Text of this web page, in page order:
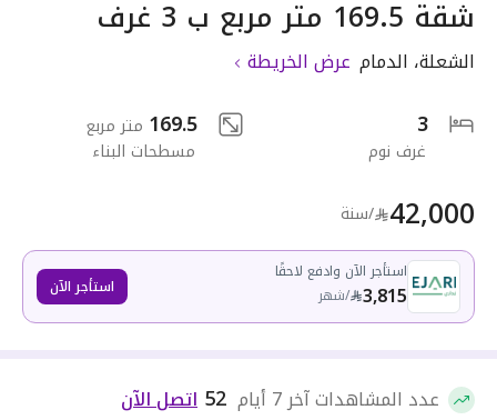
شقة 169.5 متر مربع ب 3 غرف
الشعلة، الدمام عرض الخريطة
3
غرف نوم
169.5 متر مربع
مسطحات البناء
42,000 /سنة
استأجر الآن وادفع لاحقًا
3,815
/شهر استأجر الآن
عدد المشاهدات آخر 7 أيام 52 اتصل الآن